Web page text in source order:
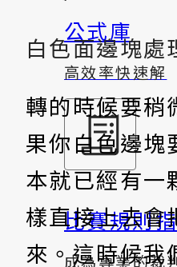
公式庫
高效率快速解
比賽規則
成為專業的裁
白色面邊塊處
轉的時候要稍
果你白色邊塊
本就已經有一
樣直接上去會
來。這時候我